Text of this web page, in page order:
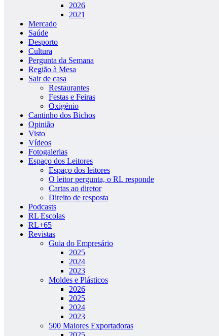
2026
2021
Mercado
Saúde
Desporto
Cultura
Pergunta da Semana
Região à Mesa
Sair de casa
Restaurantes
Festas e Feiras
Oxigénio
Cantinho dos Bichos
Opinião
Visto
Vídeos
Fotogalerias
Espaço dos Leitores
Espaço dos leitores
O leitor pergunta, o RL responde
Cartas ao diretor
Direito de resposta
Podcasts
RL Escolas
RL+65
Revistas
Guia do Empresário
2025
2024
2023
Moldes e Plásticos
2026
2025
2024
2023
500 Maiores Exportadoras